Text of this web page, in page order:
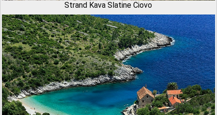
Strand Kava Slatine Ciovo